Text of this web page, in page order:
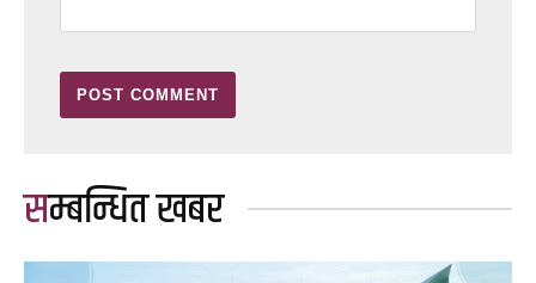
सम्बन्धित खबर